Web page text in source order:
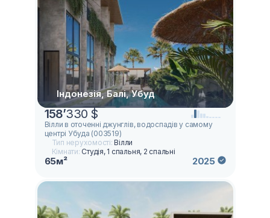
Індонезія, Балі, Убуд
158’330 $
Вілли в оточенні джунглів, водоспадів у самому
центрі Убуда (003519)
Тип нерухомості:Вілли
Кімнати: Студія, 1 спальня, 2 спальні
65м² 2025